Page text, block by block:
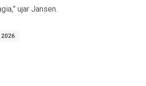
ujar Jansen.
2026